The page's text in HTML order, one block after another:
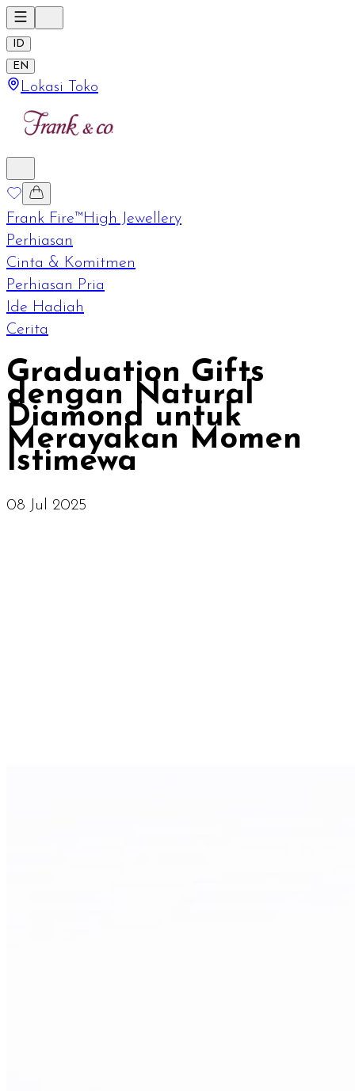
ID
EN
Lokasi Toko
Frank Fire™High Jewellery
Perhiasan
Cinta & Komitmen
Perhiasan Pria
Ide Hadiah
Cerita
Graduation Gifts
dengan Natural
Diamond untuk
Merayakan Momen
Istimewa
08 Jul 2025